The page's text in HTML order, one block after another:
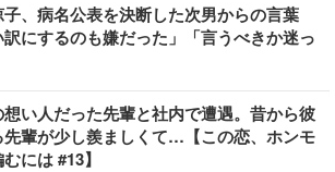
子、病名公表を決断した次男からの言葉
訳にするのも嫌だった」「言うべきか迷っ
い人だった先輩と社内で遭遇。昔から彼
先輩が少し羨ましくて…【この恋、ホンモ
には #13】